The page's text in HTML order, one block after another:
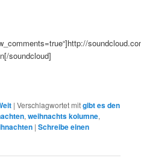
soundcloud]
|Verschlagwortet mitgibt es den
,weihnachts kolumne,
|Schreibe einen